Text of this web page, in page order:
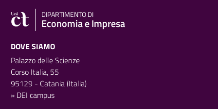
DIPARTIMENTO DI
Economia e Impresa
DOVE SIAMO
Palazzo delle Scienze
Corso Italia, 55
95129 - Catania (Italia)
» DEI campus